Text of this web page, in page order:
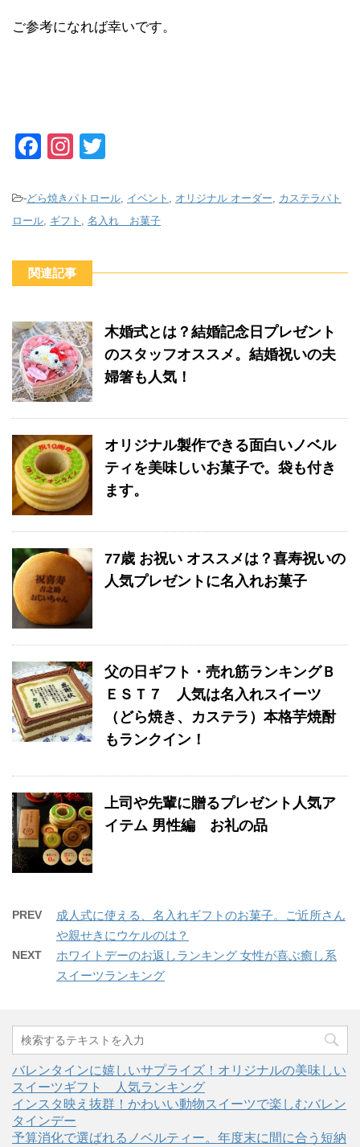
ご参考になれば幸いです。
F
c
e
o
k
In
a
gr
m
tt
er
-どら焼きパトロール, イベント , オリジナル オーダー, カステラパト
ロール, ギフト , 名入れ お菓子
関連記事
木婚式とは？結婚記念日プレゼント
のスタッフオススメ。結婚祝いの夫
婦箸も人気！
オリジナル製作できる面白いノベル
ティを美味しいお菓子で。袋も付き
ます。
77歳 お祝い オススメは？喜寿祝いの
人気プレゼントに名入れお菓子
父の日ギフト・売れ筋ランキングＢ
ＥＳＴ７ 人気は名入れスイーツ
（どら焼き、カステラ）本格芋焼酎
もランクイン！
上司や先輩に贈るプレゼント人気ア
イテム 男性編 お礼の品
PREV
成人式に使える、名入れギフトのお菓子。ご近所さん
や親せきにウケルのは？
NEXT
ホワイトデーのお返しランキング 女性が喜ぶ癒し系
スイーツランキング
バレンタインに嬉しいサプライズ！オリジナルの美味しい
スイーツギフト 人気ランキング
インスタ映え抜群！かわいい動物スイーツで楽しむバレン
タインデー
予算消化で選ばれるノベルティー。年度末に間に合う短納